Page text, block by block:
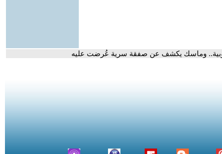
وماسك يكشف عن صفقة سرية عُرضت عليه